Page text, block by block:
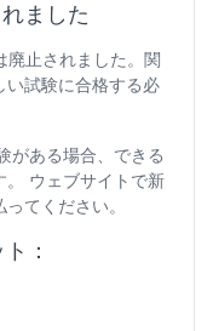
ました
廃止されました。関
い試験に合格する必
がある場合、できる
。 ウェブサイトで新
てください。
：